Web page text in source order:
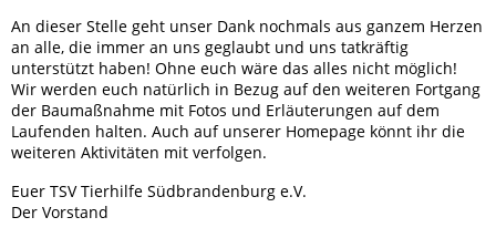
An dieser Stelle geht unser Dank nochmals aus ganzem Herzen
an alle, die immer an uns geglaubt und uns tatkräftig
unterstützt haben! Ohne euch wäre das alles nicht möglich!
Wir werden euch natürlich in Bezug auf den weiteren Fortgang
der Baumaßnahme mit Fotos und Erläuterungen auf dem
Laufenden halten. Auch auf unserer Homepage könnt ihr die
weiteren Aktivitäten mit verfolgen.
Euer TSV Tierhilfe Südbrandenburg e.V.
Der Vorstand